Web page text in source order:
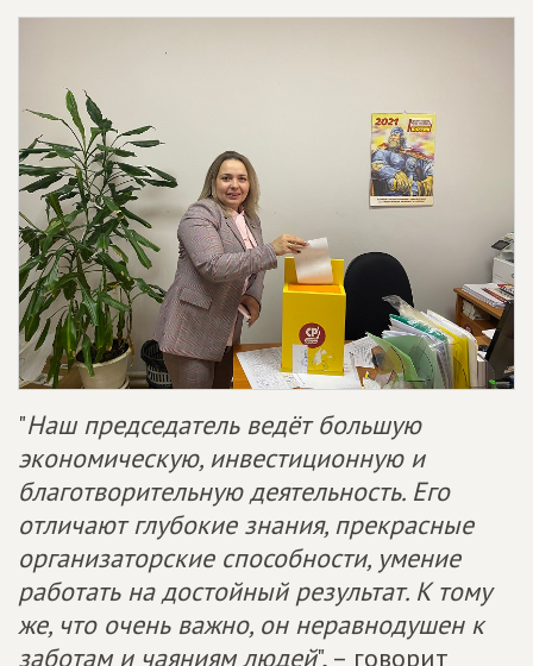
"Наш председатель ведёт большую
экономическую, инвестиционную и
благотворительную деятельность. Его
отличают глубокие знания, прекрасные
организаторские способности, умение
работать на достойный результат. К тому
же, что очень важно, он неравнодушен к
заботам и чаяниям людей", – говорит